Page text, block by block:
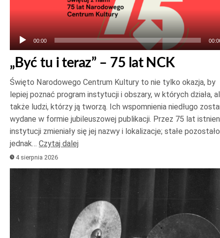
00:00
„Być tu i teraz” – 75 lat NCK
Święto Narodowego Centrum Kultury to nie tylko okazja, by
lepiej poznać program instytucji i obszary, w których działa,
także ludzi, którzy ją tworzą. Ich wspomnienia niedługo
wydane w formie jubileuszowej publikacji. Przez 75 lat
instytucji zmieniały się jej nazwy i lokalizacje; stałe pozostało
jednak… Czytaj dalej
4 sierpnia 2026